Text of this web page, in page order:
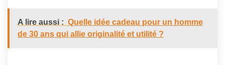
A lire aussi : Quelle idée cadeau pour un homme
de 30 ans qui allie originalité et utilité ?